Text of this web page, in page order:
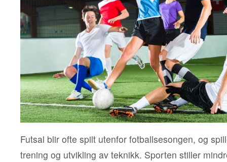
Futsal blir ofte spilt utenfor fotballsesongen, og
trening og utvikling av teknikk. Sporten stiller